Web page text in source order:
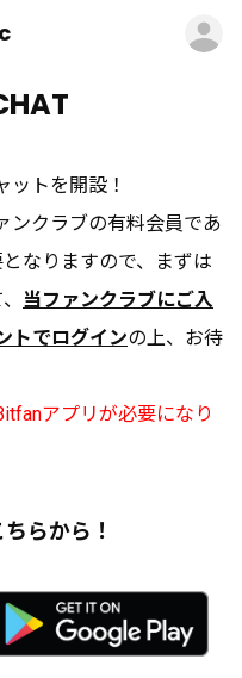
ットを開設！
ンクラブの有料会員であ
なりますので、
まずは
当ファンクラブにご入
トでログインの上、お待
アプリが必要になり
らから！